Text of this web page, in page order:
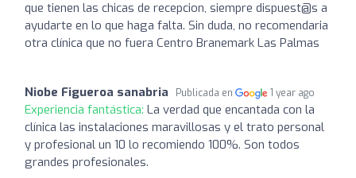
que tienen las chicas de recepcion, siempre dispuest@s a
ayudarte en lo que haga falta. Sin duda, no recomendaria
otra clínica que no fuera Centro Branemark Las Palmas
Niobe Figueroa sanabria Publicada en 1 year ago
Experiencia fantástica: La verdad que encantada con la
clínica las instalaciones maravillosas y el trato personal
y profesional un 10 lo recomiendo 100%. Son todos
grandes profesionales.